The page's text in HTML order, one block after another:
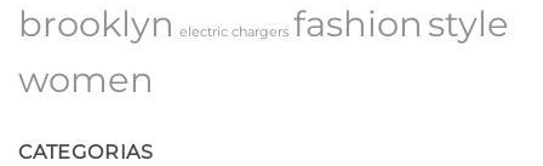
brooklyn electric chargers fashion style
women
CATEGORIAS